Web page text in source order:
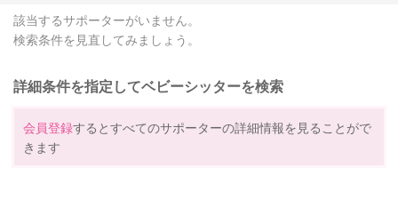
該当するサポーターがいません。
検索条件を見直してみましょう。
詳細条件を指定してベビーシッターを検索
会員登録するとすべてのサポーターの詳細情報を見ることがで
きます